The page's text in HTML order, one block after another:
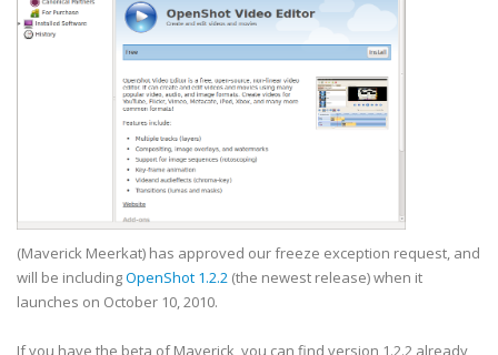
(Maverick Meerkat) has approved our freeze exception request, and
will be includingOpenShot 1.2.2 (the newest release) when it
launches on October 10, 2010.
If you have the beta of Maverick, you can find version 1.2.2 already